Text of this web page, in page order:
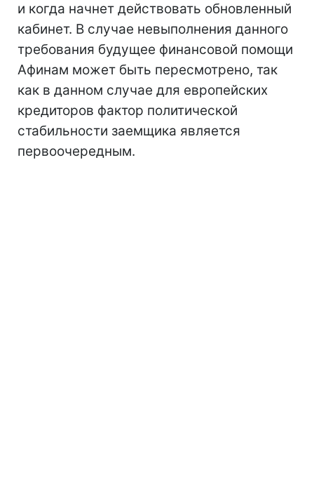
и когда начнет действовать обновленный
кабинет. В случае невыполнения данного
требования будущее финансовой помощи
Афинам может быть пересмотрено, так
как в данном случае для европейских
кредиторов фактор политической
стабильности заемщика является
первоочередным.